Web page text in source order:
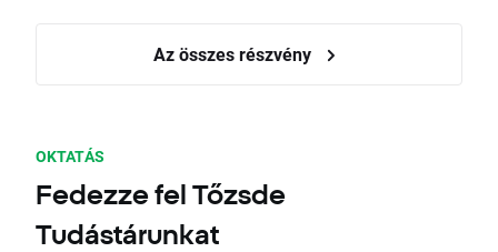
Az összes részvény
OKTATÁS
Fedezze fel Tőzsde
Tudástárunkat